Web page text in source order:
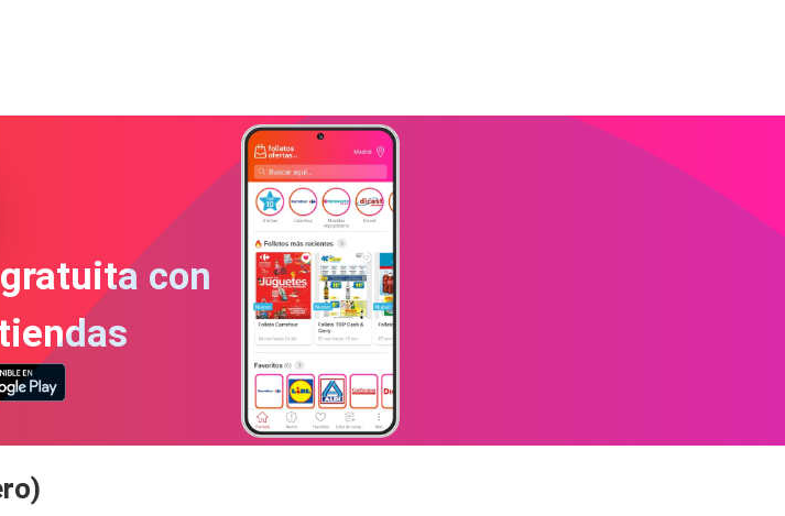
con